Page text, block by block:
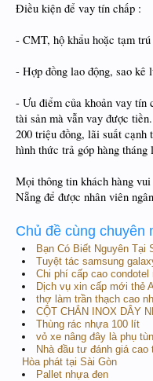
Điều kiện để vay tín chấp :
- CMT, hộ khẩu hoặc tạm trú
- Hợp đồng lao động, sao kê
- Ưu điểm của khoản vay tín
tài sản mà vẫn vay được
200 triệu đồng, lãi suất cạnh
hình thức trả góp hàng tháng
Mọi thông tin khách hàng
Nẵng để được nhân viên
Chủ đề cùng chuyên
Bạn Có Biết Nguyên Tại
Tuyệt tác samsung
Chi phí cấp cao condotel
Dịch vụ xin cấp mới thẻ
thợ làm trần thạch cao
CỘT CHẮN INOX DÂY
Thùng rác nhựa 100 lít
vỏ xe nâng đây là phụ
Nhà đầu tư đánh giá
Hòa phát tại Sài Gòn
Pallet nhựa đen